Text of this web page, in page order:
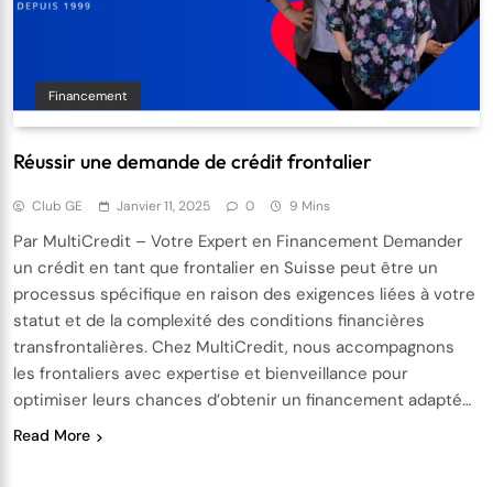
Financement
Réussir une demande de crédit frontalier
Club GE Janvier 11, 2025 0 9 Mins
Par MultiCredit – Votre Expert en Financement Demander
un crédit en tant que frontalier en Suisse peut être un
processus spécifique en raison des exigences liées à votre
statut et de la complexité des conditions financières
transfrontalières. Chez MultiCredit, nous accompagnons
les frontaliers avec expertise et bienveillance pour
optimiser leurs chances d’obtenir un financement adapté…
Read More